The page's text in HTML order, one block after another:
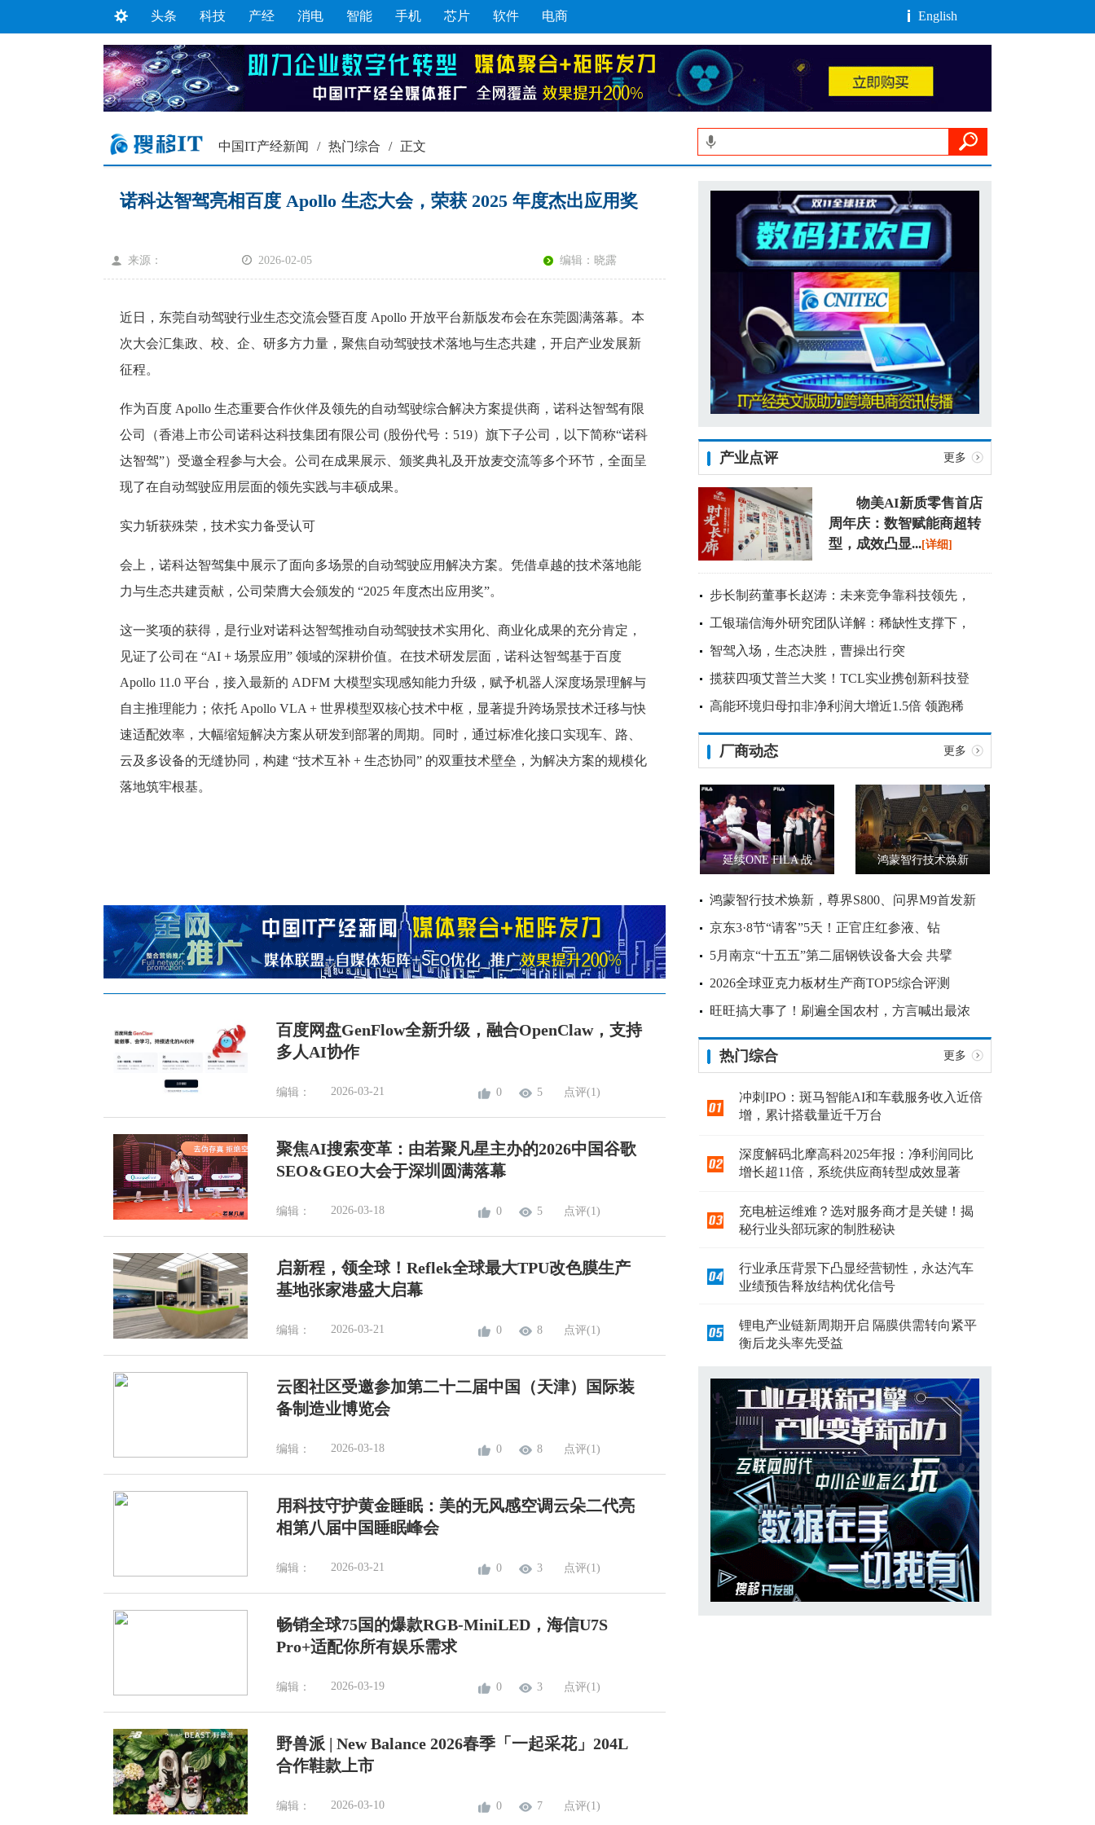
头条 科技 产经 消电 智能 手机 芯片 软件 电商 English
中国IT产经新闻 / 热门综合 / 正文
诺科达智驾亮相百度 Apollo 生态大会，荣获 2025 年度杰出应用奖
来源： 2026-02-05 编辑：晓露
近日，东莞自动驾驶行业生态交流会暨百度 Apollo 开放平台新版发布会在东莞圆满落幕。本
次大会汇集政、校、企、研多方力量，聚焦自动驾驶技术落地与生态共建，开启产业发展新
征程。
作为百度 Apollo 生态重要合作伙伴及领先的自动驾驶综合解决方案提供商，诺科达智驾有限
公司（香港上市公司诺科达科技集团有限公司 (股份代号：519）旗下子公司，以下简称“诺科
达智驾”）受邀全程参与大会。公司在成果展示、颁奖典礼及开放麦交流等多个环节，全面呈
现了在自动驾驶应用层面的领先实践与丰硕成果。
实力斩获殊荣，技术实力备受认可
会上，诺科达智驾集中展示了面向多场景的自动驾驶应用解决方案。凭借卓越的技术落地能
力与生态共建贡献，公司荣膺大会颁发的 “2025 年度杰出应用奖”。
这一奖项的获得，是行业对诺科达智驾推动自动驾驶技术实用化、商业化成果的充分肯定，
见证了公司在 “AI + 场景应用” 领域的深耕价值。在技术研发层面，诺科达智驾基于百度
Apollo 11.0 平台，接入最新的 ADFM 大模型实现感知能力升级，赋予机器人深度场景理解与
自主推理能力；依托 Apollo VLA + 世界模型双核心技术中枢，显著提升跨场景技术迁移与快
速适配效率，大幅缩短解决方案从研发到部署的周期。同时，通过标准化接口实现车、路、
云及多设备的无缝协同，构建 “技术互补 + 生态协同” 的双重技术壁垒，为解决方案的规模化
落地筑牢根基。
百度网盘GenFlow全新升级，融合OpenClaw，支持
多人AI协作
编辑： 2026-03-21 0 5 点评(1)
聚焦AI搜索变革：由若聚凡星主办的2026中国谷歌
SEO&GEO大会于深圳圆满落幕
编辑： 2026-03-18 0 5 点评(1)
启新程，领全球！Reflek全球最大TPU改色膜生产
基地张家港盛大启幕
编辑： 2026-03-21 0 8 点评(1)
云图社区受邀参加第二十二届中国（天津）国际装
备制造业博览会
编辑： 2026-03-18 0 8 点评(1)
用科技守护黄金睡眠：美的无风感空调云朵二代亮
相第八届中国睡眠峰会
编辑： 2026-03-21 0 3 点评(1)
畅销全球75国的爆款RGB-MiniLED，海信U7S
Pro+适配你所有娱乐需求
编辑： 2026-03-19 0 3 点评(1)
野兽派 | New Balance 2026春季「一起采花」204L
合作鞋款上市
编辑： 2026-03-10 0 7 点评(1)
产业点评 更多
物美AI新质零售首店
周年庆：数智赋能商超转
型，成效凸显...[详细]
步长制药董事长赵涛：未来竞争靠科技领先，
工银瑞信海外研究团队详解：稀缺性支撑下，
智驾入场，生态决胜，曹操出行突
揽获四项艾普兰大奖！TCL实业携创新科技登
高能环境归母扣非净利润大增近1.5倍 领跑稀
厂商动态 更多
延续ONE FILA 战 鸿蒙智行技术焕新
鸿蒙智行技术焕新，尊界S800、问界M9首发新
京东3·8节“请客”5天！正官庄红参液、钻
5月南京“十五五”第二届钢铁设备大会 共擘
2026全球亚克力板材生产商TOP5综合评测
旺旺搞大事了！刷遍全国农村，方言喊出最浓
热门综合 更多
冲刺IPO：斑马智能AI和车载服务收入近倍
增，累计搭载量近千万台
深度解码北摩高科2025年报：净利润同比
增长超11倍，系统供应商转型成效显著
充电桩运维难？选对服务商才是关键！揭
秘行业头部玩家的制胜秘诀
行业承压背景下凸显经营韧性，永达汽车
业绩预告释放结构优化信号
锂电产业链新周期开启 隔膜供需转向紧平
衡后龙头率先受益